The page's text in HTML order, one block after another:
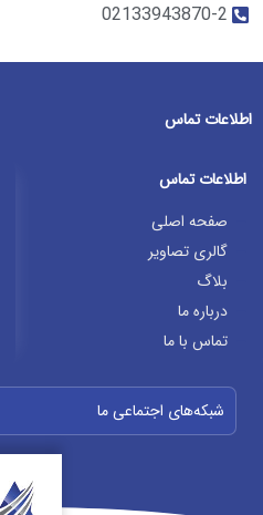
02133943870-2
اطلاعات تماس
اطلاعات تماس
صفحه اصلی
گالری تصاویر
بلاگ
درباره ما
تماس با ما
شبکه‌های اجتماعی ما